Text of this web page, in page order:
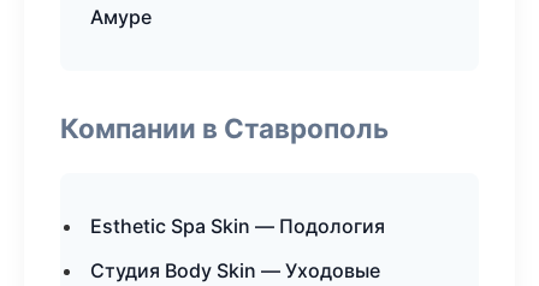
Амуре
Компании в Ставрополь
Esthetic Spa Skin — Подология
Студия Body Skin — Уходовые